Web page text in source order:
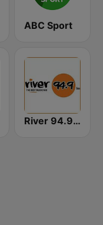
ABC Sport
River 94.9 FM